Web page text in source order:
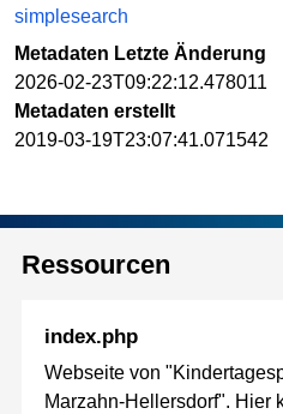
simplesearch
Metadaten Letzte Änderung
2026-02-23T09:22:12.478011
Metadaten erstellt
2019-03-19T23:07:41.071542
Ressourcen
index.php
Webseite von
Marzahn-Hellersdorf". Hier